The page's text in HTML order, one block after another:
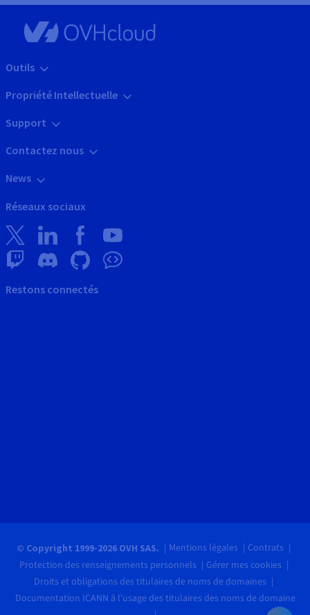
Outils
Propriété Intellectuelle
Support
Contactez nous
News
Réseaux sociaux
Restons connectés
© Copyright 1999-2026 OVH SAS. Mentions légales
Contrats
Protection des renseignements personnels
Gérer mes cookies
Droits et obligations des titulaires de noms de domaines
Documentation ICANN à l'usage des titulaires des noms de domaine